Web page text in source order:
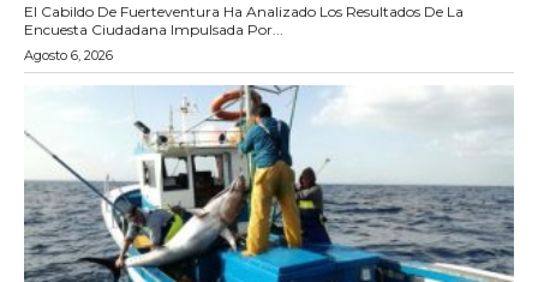
El Cabildo De Fuerteventura Ha Analizado Los Resultados De La
Encuesta Ciudadana Impulsada Por...
Agosto 6, 2026